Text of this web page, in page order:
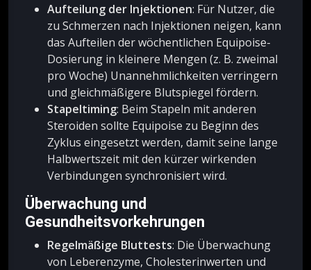
Aufteilung der Injektionen: Für Nutzer, die
zu Schmerzen nach Injektionen neigen, kann
das Aufteilen der wöchentlichen Equipoise-
Dosierung in kleinere Mengen (z. B. zweimal
pro Woche) Unannehmlichkeiten verringern
und gleichmäßigere Blutspiegel fördern.
Stapeltiming: Beim Stapeln mit anderen
Steroiden sollte Equipoise zu Beginn des
Zyklus eingesetzt werden, damit seine lange
Halbwertszeit mit den kürzer wirkenden
Verbindungen synchronisiert wird.
Überwachung und
Gesundheitsvorkehrungen
Regelmäßige Bluttests: Die Überwachung
von Leberenzyme, Cholesterinwerten und